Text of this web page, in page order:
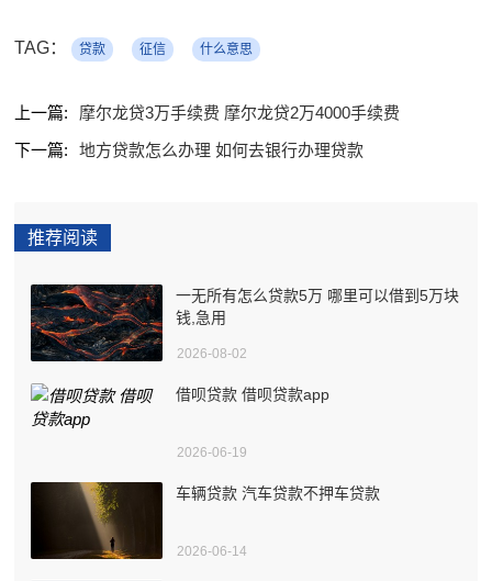
TAG： 贷款 征信 什么意思
上一篇:
摩尔龙贷3万手续费 摩尔龙贷2万4000手续费
下一篇:
地方贷款怎么办理 如何去银行办理贷款
推荐阅读
一无所有怎么贷款5万 哪里可以借到5万块
钱,急用
2026-08-02
借呗贷款 借呗贷款app
2026-06-19
车辆贷款 汽车贷款不押车贷款
2026-06-14